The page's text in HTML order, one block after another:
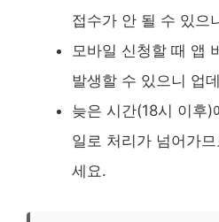
접수가 안 될 수 있으
모바일 신청할 때 앱
발생할 수 있으니 업
늦은 시간(18시 이후)
일로 처리가 넘어가
세요.